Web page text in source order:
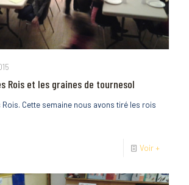
Rois et les graines de tournesol
Rois. Cette semaine nous avons tiré les rois
Voir +